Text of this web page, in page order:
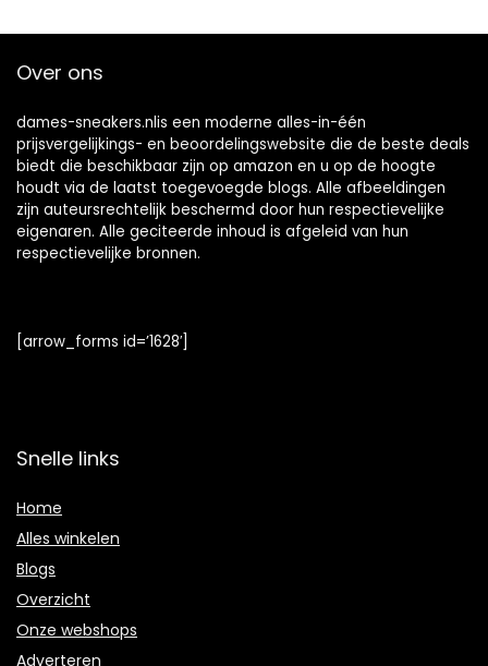
Over ons
dames-sneakers.nlis een moderne alles-in-één
prijsvergelijkings- en beoordelingswebsite die de beste deals
biedt die beschikbaar zijn op amazon en u op de hoogte
houdt via de laatst toegevoegde blogs. Alle afbeeldingen
zijn auteursrechtelijk beschermd door hun respectievelijke
eigenaren. Alle geciteerde inhoud is afgeleid van hun
respectievelijke bronnen.
[arrow_forms id=’1628′]
Snelle links
Home
Alles winkelen
Blogs
Overzicht
Onze webshops
Adverteren